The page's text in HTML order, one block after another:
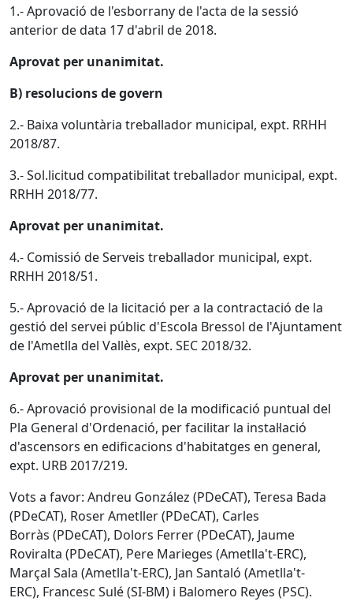
1.- Aprovació de l'esborrany de l'acta de la sessió
anterior de data 17 d'abril de 2018.
Aprovat per unanimitat.
B) resolucions de govern
2.- Baixa voluntària treballador municipal, expt. RRHH
2018/87.
3.- Sol.licitud compatibilitat treballador municipal, expt.
RRHH 2018/77.
Aprovat per unanimitat.
4.- Comissió de Serveis treballador municipal, expt.
RRHH 2018/51.
5.- Aprovació de la licitació per a la contractació de la
gestió del servei públic d'Escola Bressol de l'Ajuntament
de l'Ametlla del Vallès, expt. SEC 2018/32.
Aprovat per unanimitat.
6.- Aprovació provisional de la modificació puntual del
Pla General d'Ordenació, per facilitar la instal·lació
d'ascensors en edificacions d'habitatges en general,
expt. URB 2017/219.
Vots a favor: Andreu González (PDeCAT), Teresa Bada
(PDeCAT), Roser Ametller (PDeCAT), Carles
Borràs (PDeCAT), Dolors Ferrer (PDeCAT), Jaume
Roviralta (PDeCAT), Pere Marieges (Ametlla't-ERC),
Marçal Sala (Ametlla't-ERC), Jan Santaló (Ametlla't-
ERC), Francesc Sulé (SI-BM) i Balomero Reyes (PSC).